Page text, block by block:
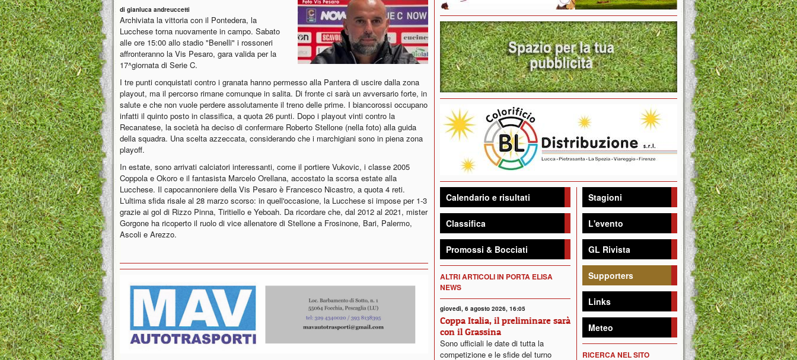
di gianluca andreuccetti
Archiviata la vittoria con il Pontedera, la
Lucchese torna nuovamente in campo. Sabato
alle ore 15:00 allo stadio "Benelli" i rossoneri
affronteranno la Vis Pesaro, gara valida per la
17^giornata di Serie C.
I tre punti conquistati contro i granata hanno permesso alla Pantera di uscire dalla zona
playout, ma il percorso rimane comunque in salita. Di fronte ci sarà un avversario forte, in
salute e che non vuole perdere assolutamente il treno delle prime. I biancorossi occupano
infatti il quinto posto in classifica, a quota 26 punti. Dopo i playout vinti contro la
Recanatese, la società ha deciso di confermare Roberto Stellone (nella foto) alla guida
della squadra. Una scelta azzeccata, considerando che i marchigiani sono in piena zona
playoff.
In estate, sono arrivati calciatori interessanti, come il portiere Vukovic, i classe 2005
Coppola e Okoro e il fantasista Marcelo Orellana, accostato la scorsa estate alla
Lucchese. Il capocannoniere della Vis Pesaro è Francesco Nicastro, a quota 4 reti.
L'ultima sfida risale al 28 marzo scorso: in quell'occasione, la Lucchese si impose per 1-3
grazie ai gol di Rizzo Pinna, Tiritiello e Yeboah. Da ricordare che, dal 2012 al 2021, mister
Gorgone ha ricoperto il ruolo di vice allenatore di Stellone a Frosinone, Bari, Palermo,
Ascoli e Arezzo.
Calendario e risultati
Classifica
Promossi & Bocciati
ALTRI ARTICOLI IN PORTA ELISA
NEWS
giovedì, 6 agosto 2026, 16:05
Coppa Italia, il preliminare sarà
con il Grassina
Sono ufficiali le date di tutta la
competizione e le sfide del turno
Stagioni
L'evento
GL Rivista
Supporters
Links
Meteo
RICERCA NEL SITO